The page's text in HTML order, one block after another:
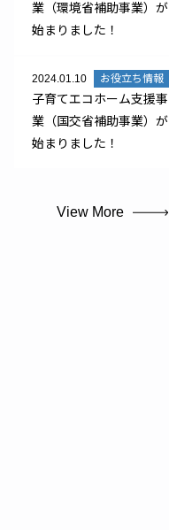
業（環境省補助事業）が
始まりました！
2024.01.10
子育てエコホーム支援事
業（国交省補助事業）が
始まりました！
お役立ち情報
View More